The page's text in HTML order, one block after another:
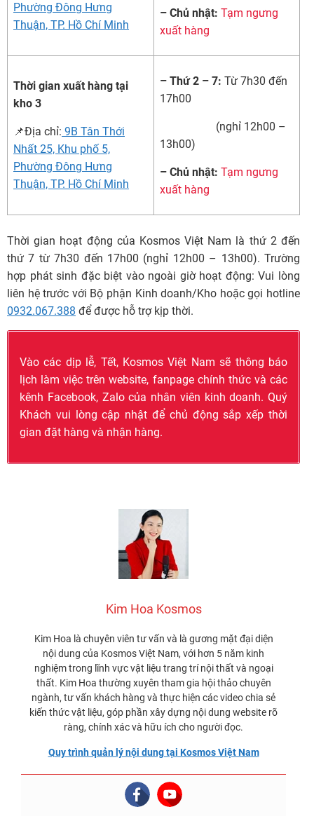
Phường Đông Hưng
Thuận, TP. Hồ Chí Minh
– Chủ nhật: Tạm ngưng
xuất hàng
Thời gian xuất hàng tại
kho 3
📌Địa chỉ: 9B Tân Thới
Nhất 25, Khu phố 5,
Phường Đông Hưng
Thuận, TP. Hồ Chí Minh
– Thứ 2 – 7: Từ 7h30 đến
17h00
(nghỉ 12h00 –
13h00)
– Chủ nhật: Tạm ngưng
xuất hàng
Thời gian hoạt động của Kosmos Việt Nam là thứ 2 đến
thứ 7 từ 7h30 đến 17h00 (nghỉ 12h00 – 13h00). Trường
hợp phát sinh đặc biệt vào ngoài giờ hoạt động: Vui lòng
liên hệ trước với Bộ phận Kinh doanh/Kho hoặc gọi hotline
0932.067.388 để được hỗ trợ kịp thời.
Vào các dịp lễ, Tết, Kosmos Việt Nam sẽ thông báo
lịch làm việc trên website, fanpage chính thức và các
kênh Facebook, Zalo của nhân viên kinh doanh. Quý
Khách vui lòng cập nhật để chủ động sắp xếp thời
gian đặt hàng và nhận hàng.
Kim Hoa Kosmos
Kim Hoa là chuyên viên tư vấn và là gương mặt đại diện
nội dung của Kosmos Việt Nam, với hơn 5 năm kinh
nghiệm trong lĩnh vực vật liệu trang trí nội thất và ngoại
thất. Kim Hoa thường xuyên tham gia hội thảo chuyên
ngành, tư vấn khách hàng và thực hiện các video chia sẻ
kiến thức vật liệu, góp phần xây dựng nội dung website rõ
ràng, chính xác và hữu ích cho người đọc.
Quy trình quản lý nội dung tại Kosmos Việt Nam